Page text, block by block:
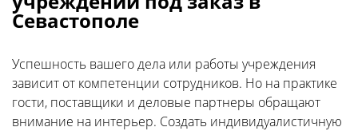
Севастополе
Успешность вашего дела или работы учреждения
зависит от компетенции сотрудников. Но на практике
гости, поставщики и деловые партнеры обращают
внимание на интерьер. Создать индивидуалистичную